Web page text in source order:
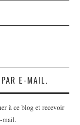
E-MAIL.
à ce blog et recevoir
mail.